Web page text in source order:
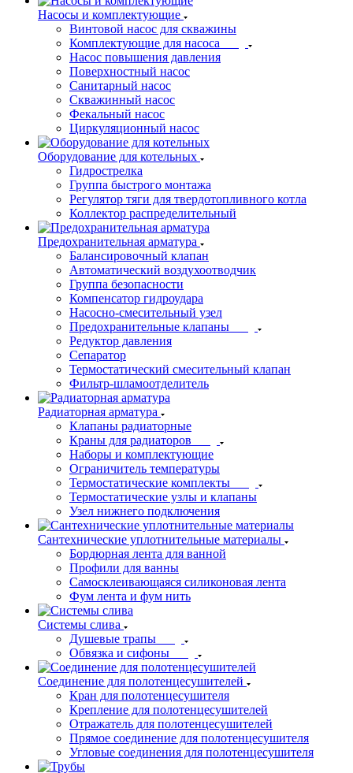
Насосы и комплектующие
Винтовой насос для скважины
Комплектующие для насоса
Насос повышения давления
Поверхностный насос
Санитарный насос
Скважинный насос
Фекальный насос
Циркуляционный насос
Оборудование для котельных
Гидрострелка
Группа быстрого монтажа
Регулятор тяги для твердотопливного котла
Коллектор распределительный
Предохранительная арматура
Балансировочный клапан
Автоматический воздухоотводчик
Группа безопасности
Компенсатор гидроудара
Насосно-смесительный узел
Предохранительные клапаны
Редуктор давления
Сепаратор
Термостатический смесительный клапан
Фильтр-шламоотделитель
Радиаторная арматура
Клапаны радиаторные
Краны для радиаторов
Наборы и комплектующие
Ограничитель температуры
Термостатические комплекты
Термостатические узлы и клапаны
Узел нижнего подключения
Сантехнические уплотнительные материалы
Бордюрная лента для ванной
Профили для ванны
Самосклеивающаяся силиконовая лента
Фум лента и фум нить
Системы слива
Душевые трапы
Обвязка и сифоны
Соединение для полотенцесушителей
Кран для полотенцесушителя
Крепление для полотенцесушителей
Отражатель для полотенцесушителей
Прямое соединение для полотенцесушителя
Угловые соединения для полотенцесушителя